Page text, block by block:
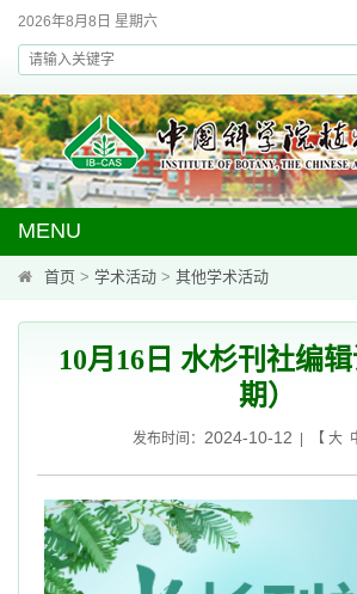
2026年8月8日 星期六
MENU
首页 > 学术活动 > 其他学术活动
10月16日 水杉刊社编
期）
发布时间： 2024-10-12 | 【 大